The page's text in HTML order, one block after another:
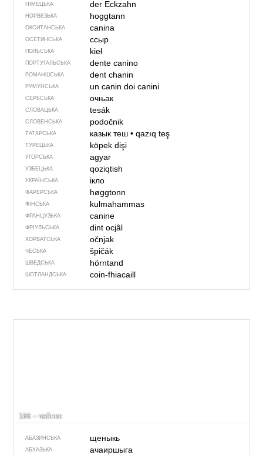
НІМЕЦЬКА der Eckzahn
НОРВЕЗЬКА hoggtann
ОКСИТАНСЬКА canina
ОСЕТИНСЬКА ссыр
ПОЛЬСЬКА kieł
ПОРТУГАЛЬСЬКА dente canino
РОМАНШСЬКА dent chanin
РУМУНСЬКА un canindoi canini
СЕРБСЬКА очњак
СЛОВАЦЬКА tesák
СЛОВЕНСЬКА podočnik
ТАТАРСЬКА казык теш• qazıq teş
ТУРЕЦЬКА köpek dişi
УГОРСЬКА agyar
УЗБЕЦЬКА qoziqtish
УКРАЇНСЬКА ікло
ФАРЕРСЬКА høggtonn
ФІНСЬКА kulmahammas
ФРАНЦУЗЬКА canine
ФРІУЛЬСЬКА dint ocjâl
ХОРВАТСЬКА očnjak
ЧЕСЬКА špičák
ШВЕДСЬКА hörntand
ШОТЛАНДСЬКА coin-fhiacaill
186 – чайник
АБАЗИНСЬКА щеныкь
АБХАЗЬКА ачаиршыга